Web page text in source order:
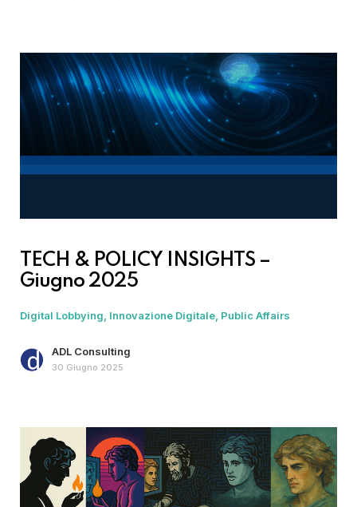
TECH & POLICY INSIGHTS –
Giugno 2025
Digital Lobbying Innovazione Digitale Public Affairs
ADL Consulting
30 Giugno 2025